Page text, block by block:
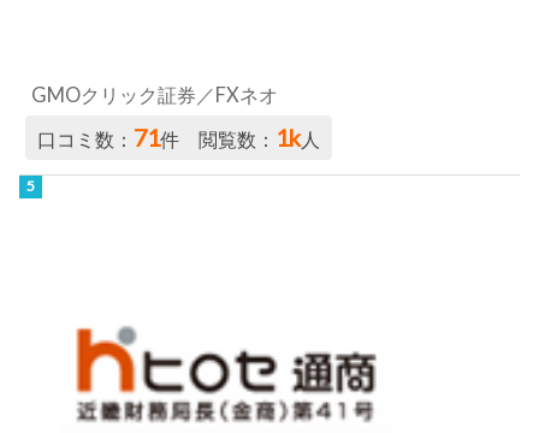
GMOクリック証券／FXネオ
口コミ数： 71件 閲覧数： 1k人